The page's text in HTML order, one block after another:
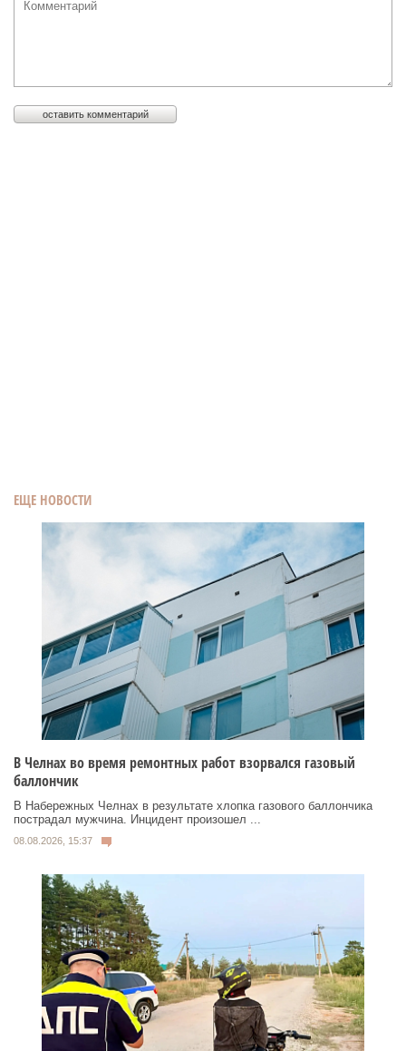
ЕЩЕ НОВОСТИ
В Челнах во время ремонтных работ взорвался газовый
баллончик
В Набережных Челнах в результате хлопка газового баллончика
пострадал мужчина. Инцидент произошел ...
08.08.2026, 15:37